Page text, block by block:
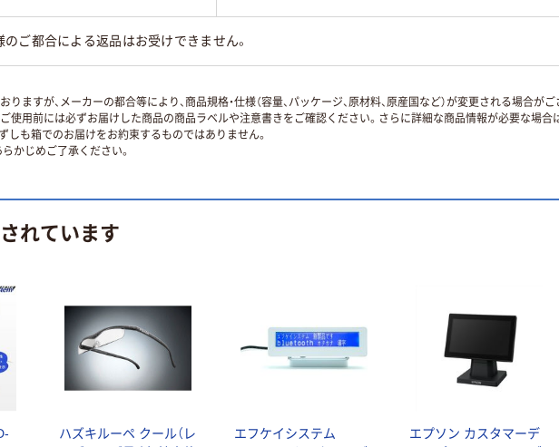
のご都合による返品はお受けできません。
すが、メーカーの都合等により、商品規格・仕様（容量、パッケージ、原材料、原産国など）が変更される場合が
使用前には必ずお届けした商品の商品ラベルや注意書きをご確認ください。さらに詳細な商品情報が必要な場合
ずしも箱でのお届けをお約束するものではありません。
かじめご了承ください。
れています
ハズキルーペ クール（レ
エフケイシステム
エプソン カスタマーデ